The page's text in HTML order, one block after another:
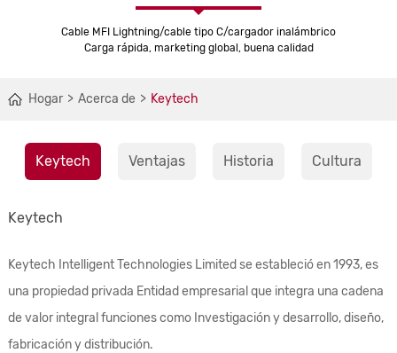
Cable MFI Lightning/cable tipo C/cargador inalámbrico
Carga rápida, marketing global, buena calidad
Hogar Acerca de Keytech
Keytech Ventajas Historia Cultura
Keytech
Keytech Intelligent Technologies Limited se estableció en 1993, es
una propiedad privada Entidad empresarial que integra una cadena
de valor integral funciones como Investigación y desarrollo, diseño,
fabricación y distribución.